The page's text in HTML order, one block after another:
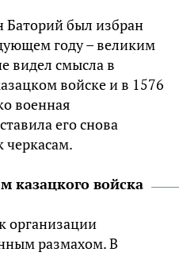
Баторий был избран
году – великим
видел смысла в
войске и в 1576
военная
его снова
черкасам.
казацкого войска
организации
размахом. В